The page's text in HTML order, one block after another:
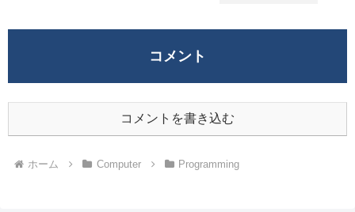
コメント
コメントを書き込む
ホーム Computer Programming